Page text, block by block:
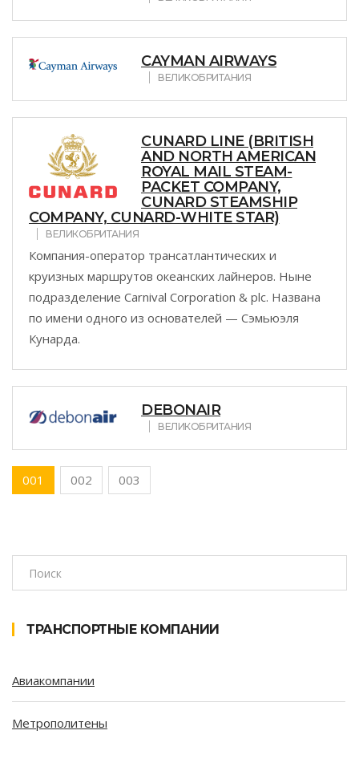
CAYMAN AIRWAYS
ВЕЛИКОБРИТАНИЯ
CUNARD LINE (BRITISH
AND NORTH AMERICAN
ROYAL MAIL STEAM-
PACKET COMPANY,
CUNARD STEAMSHIP
COMPANY, CUNARD-WHITE STAR)
ВЕЛИКОБРИТАНИЯ
Компания-оператор трансатлантических и
круизных маршрутов океанских лайнеров. Ныне
подразделение Carnival Corporation & plc. Названа
по имени одного из основателей — Сэмьюэля
Кунарда.
DEBONAIR
ВЕЛИКОБРИТАНИЯ
001 002 003
ТРАНСПОРТНЫЕ КОМПАНИИ
Авиакомпании
Метрополитены